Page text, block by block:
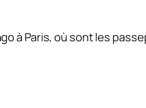
à Paris, où sont les